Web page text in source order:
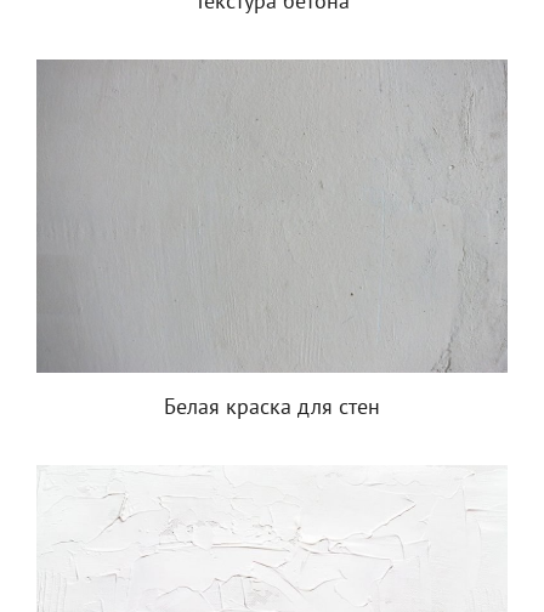
Белая краска для стен